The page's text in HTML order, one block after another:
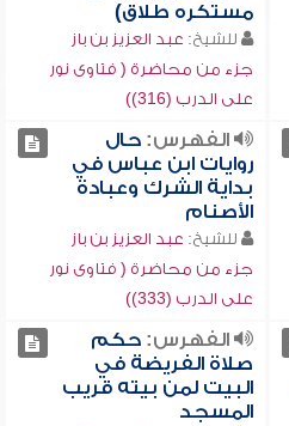
مستكره طلاق)
للشيخ: عبد العزيز بن باز
جزء من محاضرة ( فتاوى نور
على الدرب (316))
الفهرس:حال
روايات ابن عباس في
بداية الشرك وعبادة
الأصنام
للشيخ: عبد العزيز بن باز
جزء من محاضرة ( فتاوى نور
على الدرب (333))
الفهرس:حكم
صلاة الفريضة في
البيت لمن بيته قريب
المسجد